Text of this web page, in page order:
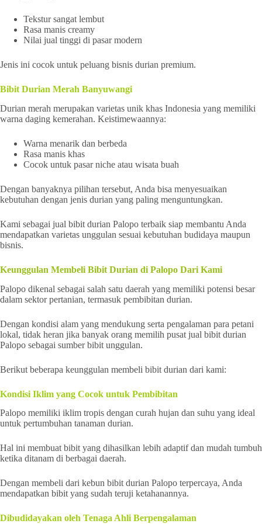
Tekstur sangat lembut
Rasa manis creamy
Nilai jual tinggi di pasar modern
Jenis ini cocok untuk peluang bisnis durian premium.
Bibit Durian Merah Banyuwangi
Durian merah merupakan varietas unik khas Indonesia yang memiliki
warna daging kemerahan. Keistimewaannya:
Warna menarik dan berbeda
Rasa manis khas
Cocok untuk pasar niche atau wisata buah
Dengan banyaknya pilihan tersebut, Anda bisa menyesuaikan
kebutuhan dengan jenis durian yang paling menguntungkan.
Kami sebagai jual bibit durian Palopo terbaik siap membantu Anda
mendapatkan varietas unggulan sesuai kebutuhan budidaya maupun
bisnis.
Keunggulan Membeli Bibit Durian di Palopo Dari Kami
Palopo dikenal sebagai salah satu daerah yang memiliki potensi besar
dalam sektor pertanian, termasuk pembibitan durian.
Dengan kondisi alam yang mendukung serta pengalaman para petani
lokal, tidak heran jika banyak orang memilih pusat jual bibit durian
Palopo sebagai sumber bibit unggulan.
Berikut beberapa keunggulan membeli bibit durian dari kami:
Kondisi Iklim yang Cocok untuk Pembibitan
Palopo memiliki iklim tropis dengan curah hujan dan suhu yang ideal
untuk pertumbuhan tanaman durian.
Hal ini membuat bibit yang dihasilkan lebih adaptif dan mudah tumbuh
ketika ditanam di berbagai daerah.
Dengan membeli dari kebun bibit durian Palopo terpercaya, Anda
mendapatkan bibit yang sudah teruji ketahanannya.
Dibudidayakan oleh Tenaga Ahli Berpengalaman